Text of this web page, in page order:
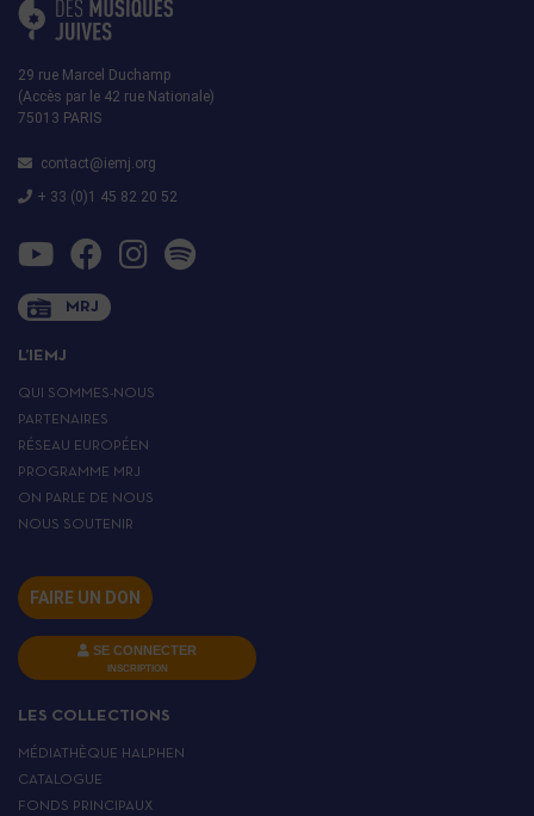
29 rue Marcel Duchamp
(Accès par le 42 rue Nationale)
75013 PARIS
contact@iemj.org
+ 33 (0)1 45 82 20 52
MRJ
L’IEMJ
QUI SOMMES-NOUS
PARTENAIRES
RÉSEAU EUROPÉEN
PROGRAMME MRJ
ON PARLE DE NOUS
NOUS SOUTENIR
FAIRE UN DON
SE CONNECTER
INSCRIPTION
LES COLLECTIONS
MÉDIATHÈQUE HALPHEN
CATALOGUE
FONDS PRINCIPAUX